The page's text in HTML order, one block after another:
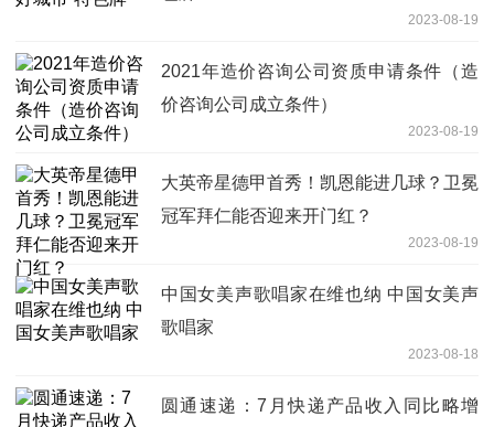
2023-08-19
2021年造价咨询公司资质申请条件（造
价咨询公司成立条件）
2023-08-19
大英帝星德甲首秀！凯恩能进几球？卫冕
冠军拜仁能否迎来开门红？
2023-08-19
中国女美声歌唱家在维也纳 中国女美声
歌唱家
2023-08-18
圆通速递：7月快递产品收入同比略增